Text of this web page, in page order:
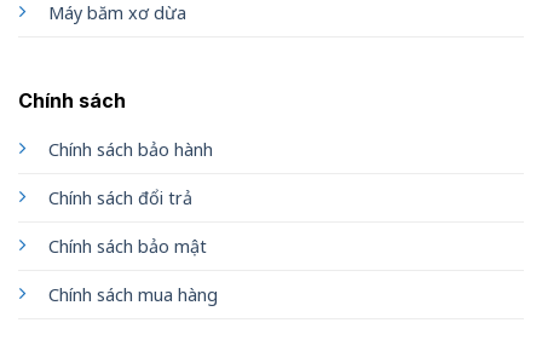
Máy băm xơ dừa
Chính sách
Chính sách bảo hành
Chính sách đổi trả
Chính sách bảo mật
Chính sách mua hàng